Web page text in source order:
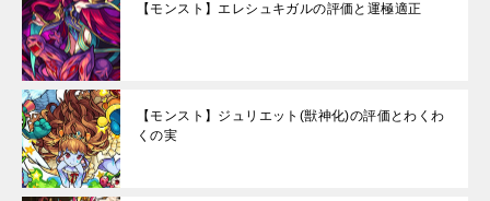
【モンスト】エレシュキガルの評価と運極適正
【モンスト】ジュリエット(獣神化)の評価とわくわ
くの実